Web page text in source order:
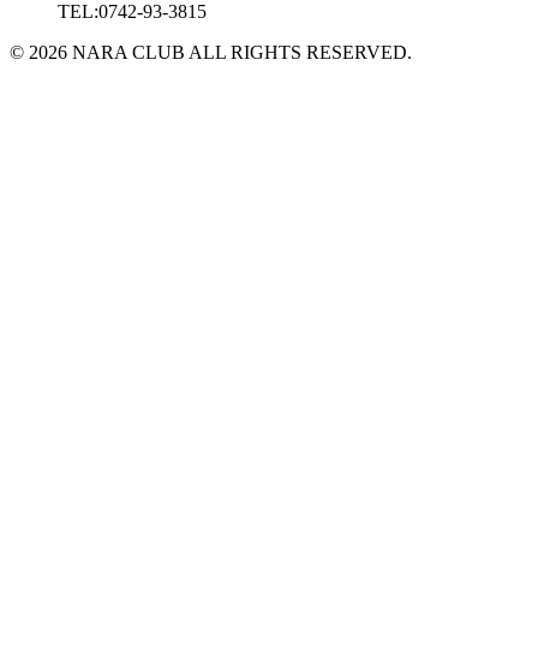
TEL:0742-93-3815
© 2026 NARA CLUB ALL RIGHTS RESERVED.